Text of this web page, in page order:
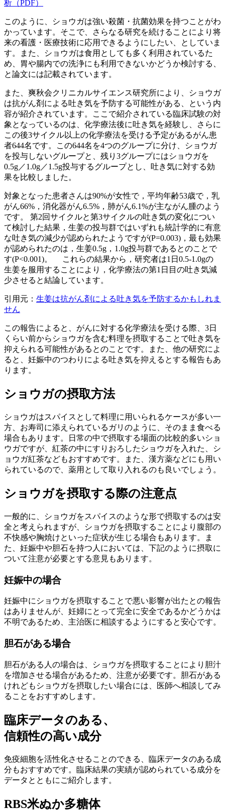
析（PDF）
このように、ショウガは強い殺菌・抗菌効果を持つことがわ
かっています。そこで、さらなる研究を続けることにより将
来の看護・医療技術に応用できるようにしたい、としていま
す。また、ショウガは食用としても多く利用されているた
め、胃や腸内での洗浄にも利用できないかどうか検討する、
と論文には記載されています。
また、爽秋会クリニカルサイエンス研究所により、ショウガ
は抗がん剤による吐き気を予防する可能性がある、という内
容が紹介されています。ここで紹介されている臨床試験の対
象となっているのは、化学療法後に吐き気を経験し、さらに
この後3サイクル以上の化学療法を受ける予定があるがん患
者644名です。この644名を4つのグループに分け、ショウガ
を投与しないグループと、残り3グループにはショウガを
0.5g／1.0g／1.5g投与するグループとし、吐き気に対する効
果を比較しました。
対象となった患者さんは90%が女性で，平均年齢53歳で，乳
がん66%，消化器がん6.5%，肺がん6.1%が主ながん腫のよう
です。 第2回サイクルと第3サイクルの吐き気の変化につい
て検討した結果，生姜の投与群ではいずれも統計学的に有意
な吐き気の減少が認められたようですが(P=0.003)，最も効果
が認められたのは，生姜0.5g，1.0g投与群であるとのことで
す(P<0.001)。 これらの結果から，研究者は1日0.5-1.0gの
生姜を服用することにより，化学療法の第1日目の吐き気減
少させると結論しています。
引用元： 生姜は抗がん剤による吐き気を予防するかもしれま
せん
この報告によると、がんに対する化学療法を受ける際、3日
くらい前からショウガを含む料理を摂取することで吐き気を
抑えられる可能性があるとのことです。また、他の研究によ
ると、妊娠中のつわりによる吐き気を抑えるとする報告もあ
ります。
ショウガの摂取方法
ショウガはスパイスとして料理に用いられるケースが多い一
方、お寿司に添えられているガリのように、そのまま食べる
場合もあります。日常の中で摂取する場面の比較的多いショ
ウガですが、紅茶の中にすりおろしたショウガを入れた、シ
ョウガ紅茶などもおすすめです。また、漢方薬などにも用い
られているので、薬用として取り入れるのも良いでしょう。
ショウガを摂取する際の注意点
一般的に、ショウガをスパイスのような形で摂取するのは安
全と考えられますが、ショウガを摂取することにより腹部の
不快感や胸焼けといった症状が生じる場合もあります。ま
た、妊娠中や胆石を持つ人においては、下記のように摂取に
ついて注意が必要とする意見もあります。
妊娠中の場合
妊娠中にショウガを摂取することで悪い影響が出たとの報告
はありませんが、妊婦にとって完全に安全であるかどうかは
不明であるため、主治医に相談するようにすると安心です。
胆石がある場合
胆石がある人の場合は、ショウガを摂取することにより胆汁
を増加させる場合があるため、注意が必要です。胆石がある
けれどもショウガを摂取したい場合には、医師へ相談してみ
ることをおすすめします。
臨床データのある、
信頼性の高い成分
免疫細胞を活性化させることのできる、臨床データのある成
分もおすすめです。 臨床結果の実績が認められている成分を
データとともにご紹介します。
RBS米ぬか多糖体